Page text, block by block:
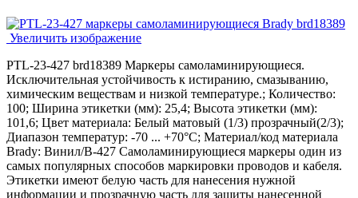
Увеличить изображение
PTL-23-427 brd18389 Маркеры самоламинирующиеся.
Исключительная устойчивость к истиранию, смазыванию,
химическим веществам и низкой температуре.; Количество:
100; Ширина этикетки (мм): 25,4; Высота этикетки (мм):
101,6; Цвет материала: Белый матовый (1/3) прозрачный(2/3);
Диапазон температур: -70 ... +70°С; Материал/код материала
Brady: Винил/В-427 Самоламинирующиеся маркеры один из
самых популярных способов маркировки проводов и кабеля.
Этикетки имеют белую часть для нанесения нужной
информации и прозрачную часть для защиты нанесенной